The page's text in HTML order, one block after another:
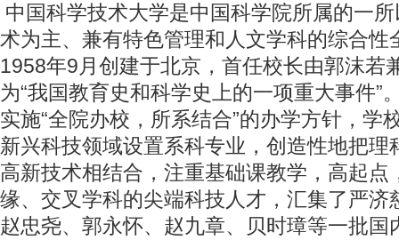
中国科学技术大学是中国科学院所属的一
术为主、兼有特色管理和人文学科的综合性
1958年9月创建于北京，首任校长由郭沫若
为“我国教育史和科学史上的一项重大事件”
实施“全院办校，所系结合”的办学方针，学
新兴科技领域设置系科专业，创造性地把理
高新技术相结合，注重基础课教学，高起点
缘、交叉学科的尖端科技人才，汇集了严济
赵忠尧、郭永怀、赵九章、贝时璋等一批国